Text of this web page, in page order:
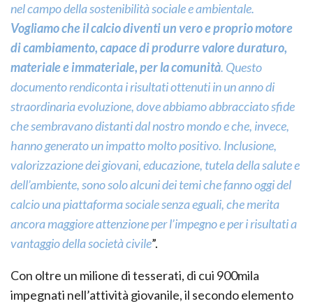
nel campo della sostenibilità sociale e ambientale.
Vogliamo che il calcio diventi un vero e proprio motore
di cambiamento, capace di produrre valore duraturo,
materiale e immateriale, per la comunità. Questo
documento rendiconta i risultati ottenuti in un anno di
straordinaria evoluzione, dove abbiamo abbracciato sfide
che sembravano distanti dal nostro mondo e che, invece,
hanno generato un impatto molto positivo. Inclusione,
valorizzazione dei giovani, educazione, tutela della salute e
dell’ambiente, sono solo alcuni dei temi che fanno oggi del
calcio una piattaforma sociale senza eguali, che merita
ancora maggiore attenzione per l’impegno e per i risultati a
vantaggio della società civile”.
Con oltre un milione di tesserati, di cui 900mila
impegnati nell’attività giovanile, il secondo elemento